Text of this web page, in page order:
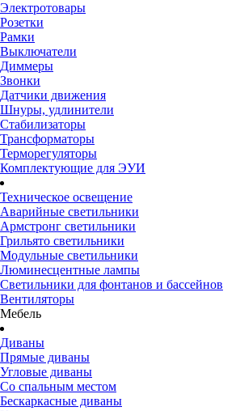
Электротовары
Розетки
Рамки
Выключатели
Диммеры
Звонки
Датчики движения
Шнуры, удлинители
Стабилизаторы
Трансформаторы
Терморегуляторы
Комплектующие для ЭУИ
Техническое освещение
Аварийные светильники
Армстронг светильники
Грильято светильники
Модульные светильники
Люминесцентные лампы
Светильники для фонтанов и бассейнов
Вентиляторы
Мебель
Диваны
Прямые диваны
Угловые диваны
Со спальным местом
Бескаркасные диваны